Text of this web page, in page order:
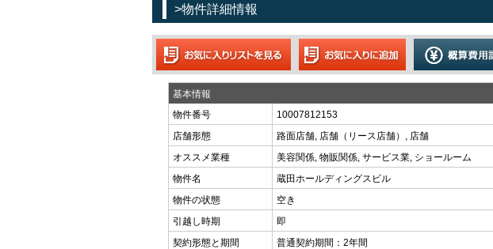
>物件詳細情報
基本情報
物件番号
10007812153
店舗形態
路面店舗, 店舗（リース店舗）, 店舗
オススメ業種
美容関係, 物販関係, サービス業, ショールーム
物件名
蔵田ホールディングスビル
物件の状態
空き
引越し時期
即
契約形態と期間
普通契約期間：2年間